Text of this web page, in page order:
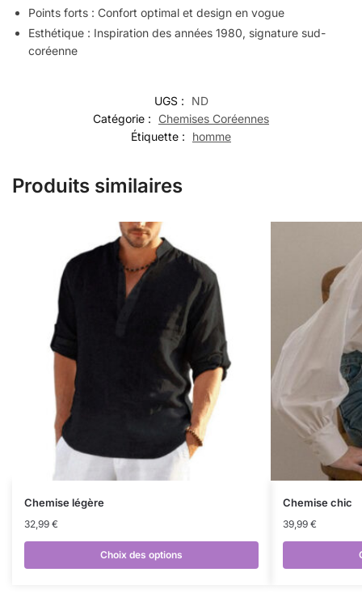
Points forts : Confort optimal et design en vogue
Esthétique : Inspiration des années 1980, signature sud-
coréenne
UGS :
ND
Catégorie :
Chemises Coréennes
Étiquette :
homme
Produits similaires
Chemise légère
32,99 €
Choix des options
Chemise chic
39,99 €